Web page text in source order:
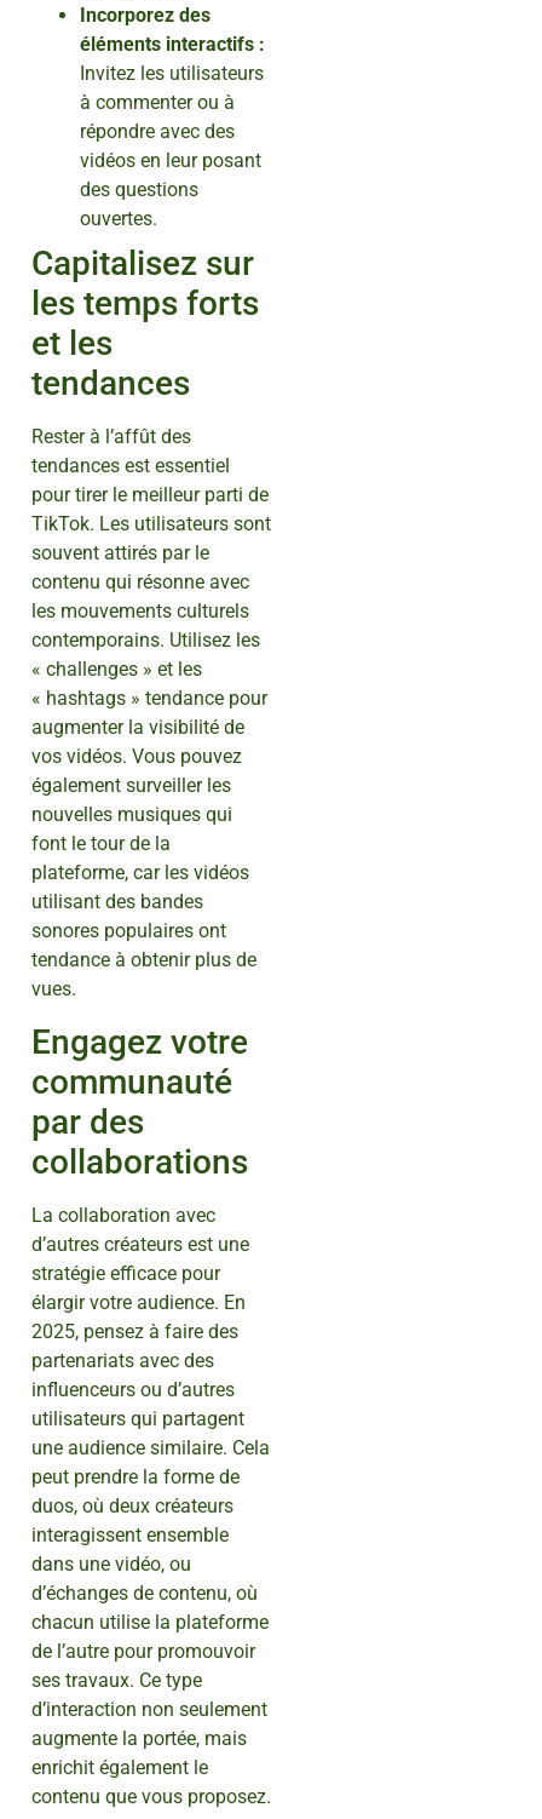
Incorporez des
éléments interactifs :
Invitez les utilisateurs
à commenter ou à
répondre avec des
vidéos en leur posant
des questions
ouvertes.
Capitalisez sur
les temps forts
et les
tendances
Rester à l’affût des
tendances est essentiel
pour tirer le meilleur parti de
TikTok. Les utilisateurs sont
souvent attirés par le
contenu qui résonne avec
les mouvements culturels
contemporains. Utilisez les
« challenges » et les
« hashtags » tendance pour
augmenter la visibilité de
vos vidéos. Vous pouvez
également surveiller les
nouvelles musiques qui
font le tour de la
plateforme, car les vidéos
utilisant des bandes
sonores populaires ont
tendance à obtenir plus de
vues.
Engagez votre
communauté
par des
collaborations
La collaboration avec
d’autres créateurs est une
stratégie efficace pour
élargir votre audience. En
2025, pensez à faire des
partenariats avec des
influenceurs ou d’autres
utilisateurs qui partagent
une audience similaire. Cela
peut prendre la forme de
duos, où deux créateurs
interagissent ensemble
dans une vidéo, ou
d’échanges de contenu, où
chacun utilise la plateforme
de l’autre pour promouvoir
ses travaux. Ce type
d’interaction non seulement
augmente la portée, mais
enrichit également le
contenu que vous proposez.